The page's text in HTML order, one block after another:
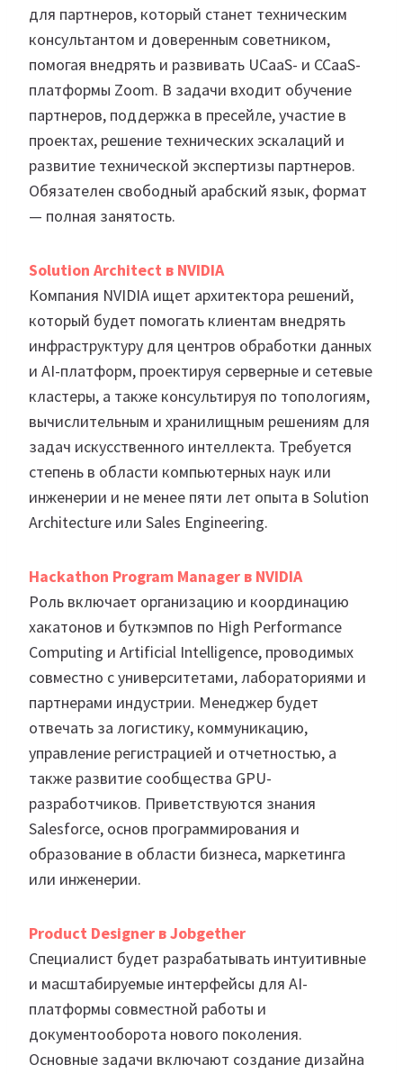
для партнеров, который станет техническим
консультантом и доверенным советником,
помогая внедрять и развивать UCaaS- и CCaaS-
платформы Zoom. В задачи входит обучение
партнеров, поддержка в пресейле, участие в
проектах, решение технических эскалаций и
развитие технической экспертизы партнеров.
Обязателен свободный арабский язык, формат
— полная занятость.
Solution Architect в NVIDIA
Компания NVIDIA ищет архитектора решений,
который будет помогать клиентам внедрять
инфраструктуру для центров обработки данных
и AI-платформ, проектируя серверные и сетевые
кластеры, а также консультируя по топологиям,
вычислительным и хранилищным решениям для
задач искусственного интеллекта. Требуется
степень в области компьютерных наук или
инженерии и не менее пяти лет опыта в Solution
Architecture или Sales Engineering.
Hackathon Program Manager в NVIDIA
Роль включает организацию и координацию
хакатонов и буткэмпов по High Performance
Computing и Artificial Intelligence, проводимых
совместно с университетами, лабораториями и
партнерами индустрии. Менеджер будет
отвечать за логистику, коммуникацию,
управление регистрацией и отчетностью, а
также развитие сообщества GPU-
разработчиков. Приветствуются знания
Salesforce, основ программирования и
образование в области бизнеса, маркетинга
или инженерии.
Product Designer в Jobgether
Специалист будет разрабатывать интуитивные
и масштабируемые интерфейсы для AI-
платформы совместной работы и
документооборота нового поколения.
Основные задачи включают создание дизайна